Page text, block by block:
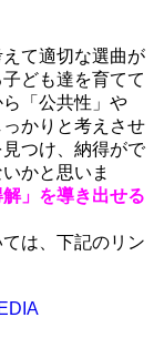
て適切な選曲が
ども達を育てて
「公共性」や
かりと考えさせ
つけ、納得がで
かと思いま
」を導き出せる
は、下記のリン